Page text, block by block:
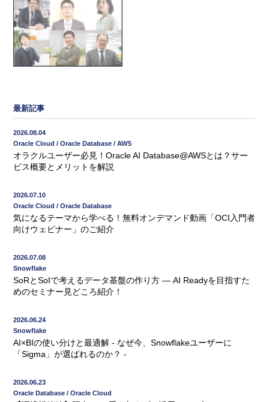
最新記事
2026.08.04
Oracle Cloud / Oracle Database / AWS
オラクルユーザー必見！Oracle AI Database@AWSとは？サー
ビス概要とメリットを解説
2026.07.10
Oracle Cloud / Oracle Database
気になるテーマから学べる！無料オンデマンド動画「OCI入門者
向けウェビナー」のご紹介
2026.07.08
Snowflake
SoRとSoIで考えるデータ基盤の作り方 ― AI Readyを目指すた
めのセミナー見どころ紹介！
2026.06.24
Snowflake
AI×BIの使い分けと最適解 - なぜ今、Snowflakeユーザーに
「Sigma」が選ばれるのか？ -
2026.06.23
Oracle Database / Oracle Cloud